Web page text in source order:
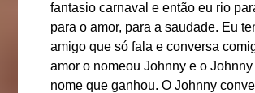
fantasio carnaval e então eu rio
para o amor, para a saudade. Eu
amigo que só fala e conversa
amor o nomeou Johnny e o
nome que ganhou. O Johnny